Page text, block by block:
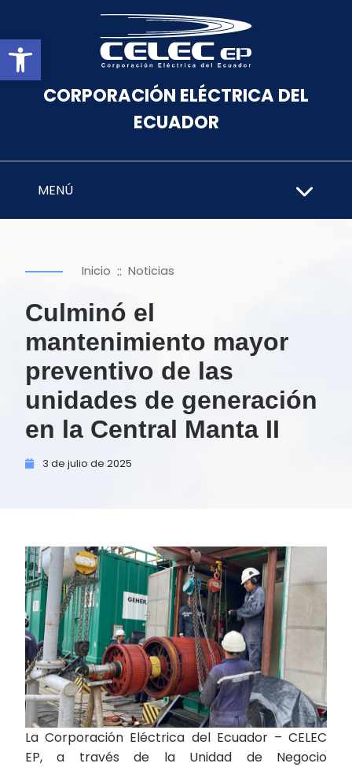
Abrir barra de herramientas
CORPORACIÓN ELÉCTRICA DEL
ECUADOR
MENÚ
Inicio :: Noticias
Culminó el
mantenimiento mayor
preventivo de las
unidades de generación
en la Central Manta II
3 de julio de 2025
La Corporación Eléctrica del Ecuador – CELEC
EP, a través de la Unidad de Negocio